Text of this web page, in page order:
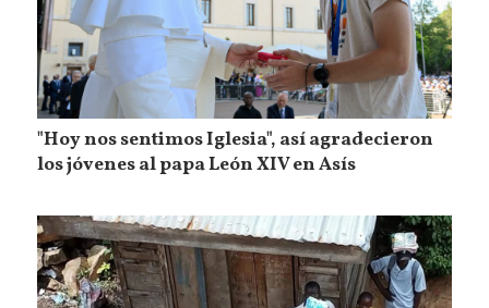
"Hoy nos sentimos Iglesia", así agradecieron
los jóvenes al papa León XIV en Asís